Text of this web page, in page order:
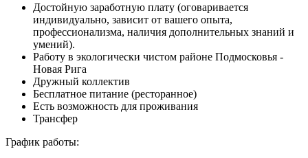
Достойную заработную плату (оговаривается
индивидуально, зависит от вашего опыта,
профессионализма, наличия дополнительных знаний и
умений).
Работу в экологически чистом районе Подмосковья -
Новая Рига
Дружный коллектив
Бесплатное питание (ресторанное)
Есть возможность для проживания
Трансфер
График работы: